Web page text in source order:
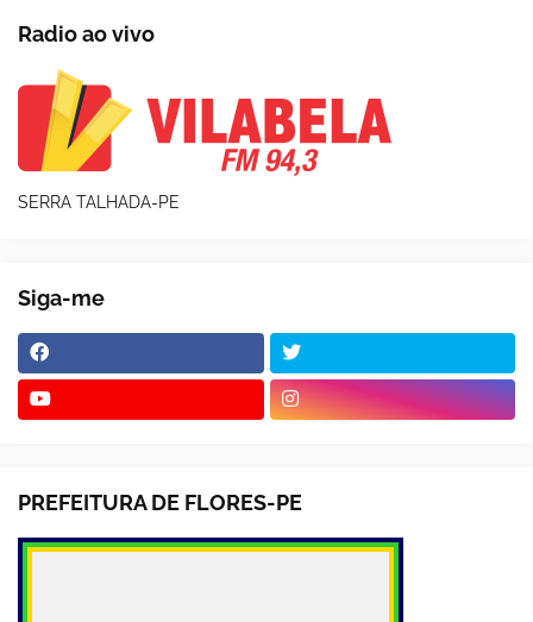
Radio ao vivo
SERRA TALHADA-PE
Siga-me
PREFEITURA DE FLORES-PE